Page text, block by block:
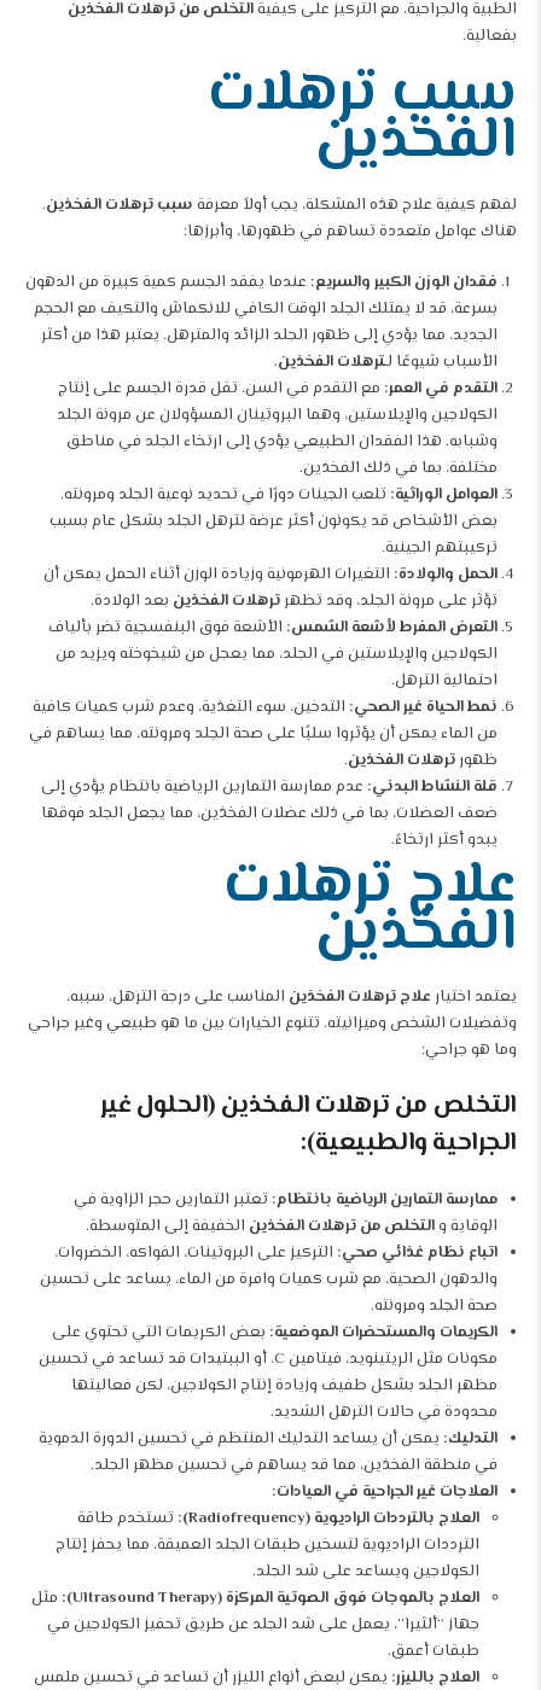
الطبية والجراحية، مع التركيز على كيفيةالتخلص من ترهلات الفخذين
بفعالية.
سبب ترهلات
الفخذين
لفهم كيفية علاج هذه المشكلة، يجب أولاً معرفة سبب ترهلات الفخذين.
هناك عوامل متعددة تساهم في ظهورها، وأبرزها:
فقدان الوزن الكبير والسريع: عندما يفقد الجسم كمية كبيرة من الدهون
بسرعة، قد لا يمتلك الجلد الوقت الكافي للانكماش والتكيف مع الحجم
الجديد، مما يؤدي إلى ظهور الجلد الزائد والمترهل. يعتبر هذا من أكثر
الأسباب شيوعًا لـترهلات الفخذين.
التقدم في العمر: مع التقدم في السن، تقل قدرة الجسم على إنتاج
الكولاجين والإيلاستين، وهما البروتينان المسؤولان عن مرونة الجلد
وشبابه. هذا الفقدان الطبيعي يؤدي إلى ارتخاء الجلد في مناطق
مختلفة، بما في ذلك الفخذين.
العوامل الوراثية: تلعب الجينات دورًا في تحديد نوعية الجلد ومرونته.
بعض الأشخاص قد يكونون أكثر عرضة لترهل الجلد بشكل عام بسبب
تركيبتهم الجينية.
الحمل والولادة: التغيرات الهرمونية وزيادة الوزن أثناء الحمل يمكن أن
تؤثر على مرونة الجلد، وقد تظهر ترهلات الفخذين بعد الولادة.
التعرض المفرط لأشعة الشمس: الأشعة فوق البنفسجية تضر بألياف
الكولاجين والإيلاستين في الجلد، مما يعجل من شيخوخته ويزيد من
احتمالية الترهل.
نمط الحياة غير الصحي: التدخين، سوء التغذية، وعدم شرب كميات كافية
من الماء يمكن أن يؤثروا سلبًا على صحة الجلد ومرونته، مما يساهم في
ظهور ترهلات الفخذين.
قلة النشاط البدني: عدم ممارسة التمارين الرياضية بانتظام يؤدي إلى
ضعف العضلات، بما في ذلك عضلات الفخذين، مما يجعل الجلد فوقها
يبدو أكثر ارتخاءً.
علاج ترهلات
الفخذين
يعتمد اختيار علاج ترهلات الفخذين المناسب على درجة الترهل، سببه،
وتفضيلات الشخص وميزانيته. تتنوع الخيارات بين ما هو طبيعي وغير جراحي
وما هو جراحي:
التخلص من ترهلات الفخذين (الحلول غير
الجراحية والطبيعية):
ممارسة التمارين الرياضية بانتظام: تعتبر التمارين حجر الزاوية في
الوقاية والتخلص من ترهلات الفخذين الخفيفة إلى المتوسطة.
اتباع نظام غذائي صحي: التركيز على البروتينات، الفواكه، الخضروات،
والدهون الصحية، مع شرب كميات وافرة من الماء، يساعد على تحسين
صحة الجلد ومرونته.
الكريمات والمستحضرات الموضعية: بعض الكريمات التي تحتوي على
مكونات مثل الريتينويد، فيتامين C، أو الببتيدات قد تساعد في تحسين
مظهر الجلد بشكل طفيف وزيادة إنتاج الكولاجين، لكن فعاليتها
محدودة في حالات الترهل الشديد.
التدليك: يمكن أن يساعد التدليك المنتظم في تحسين الدورة الدموية
في منطقة الفخذين، مما قد يساهم في تحسين مظهر الجلد.
العلاجات غير الجراحية في العيادات:
العلاج بالترددات الراديوية (Radiofrequency):
تستخدم طاقة
الترددات الراديوية لتسخين طبقات الجلد العميقة، مما يحفز إنتاج
الكولاجين ويساعد على شد الجلد.
العلاج بالموجات فوق الصوتية المركزة (Ultrasound Therapy):
مثل
جهاز “ألثيرا”، يعمل على شد الجلد عن طريق تحفيز الكولاجين في
طبقات أعمق.
العلاج بالليزر: يمكن لبعض أنواع الليزر أن تساعد في تحسين ملمس